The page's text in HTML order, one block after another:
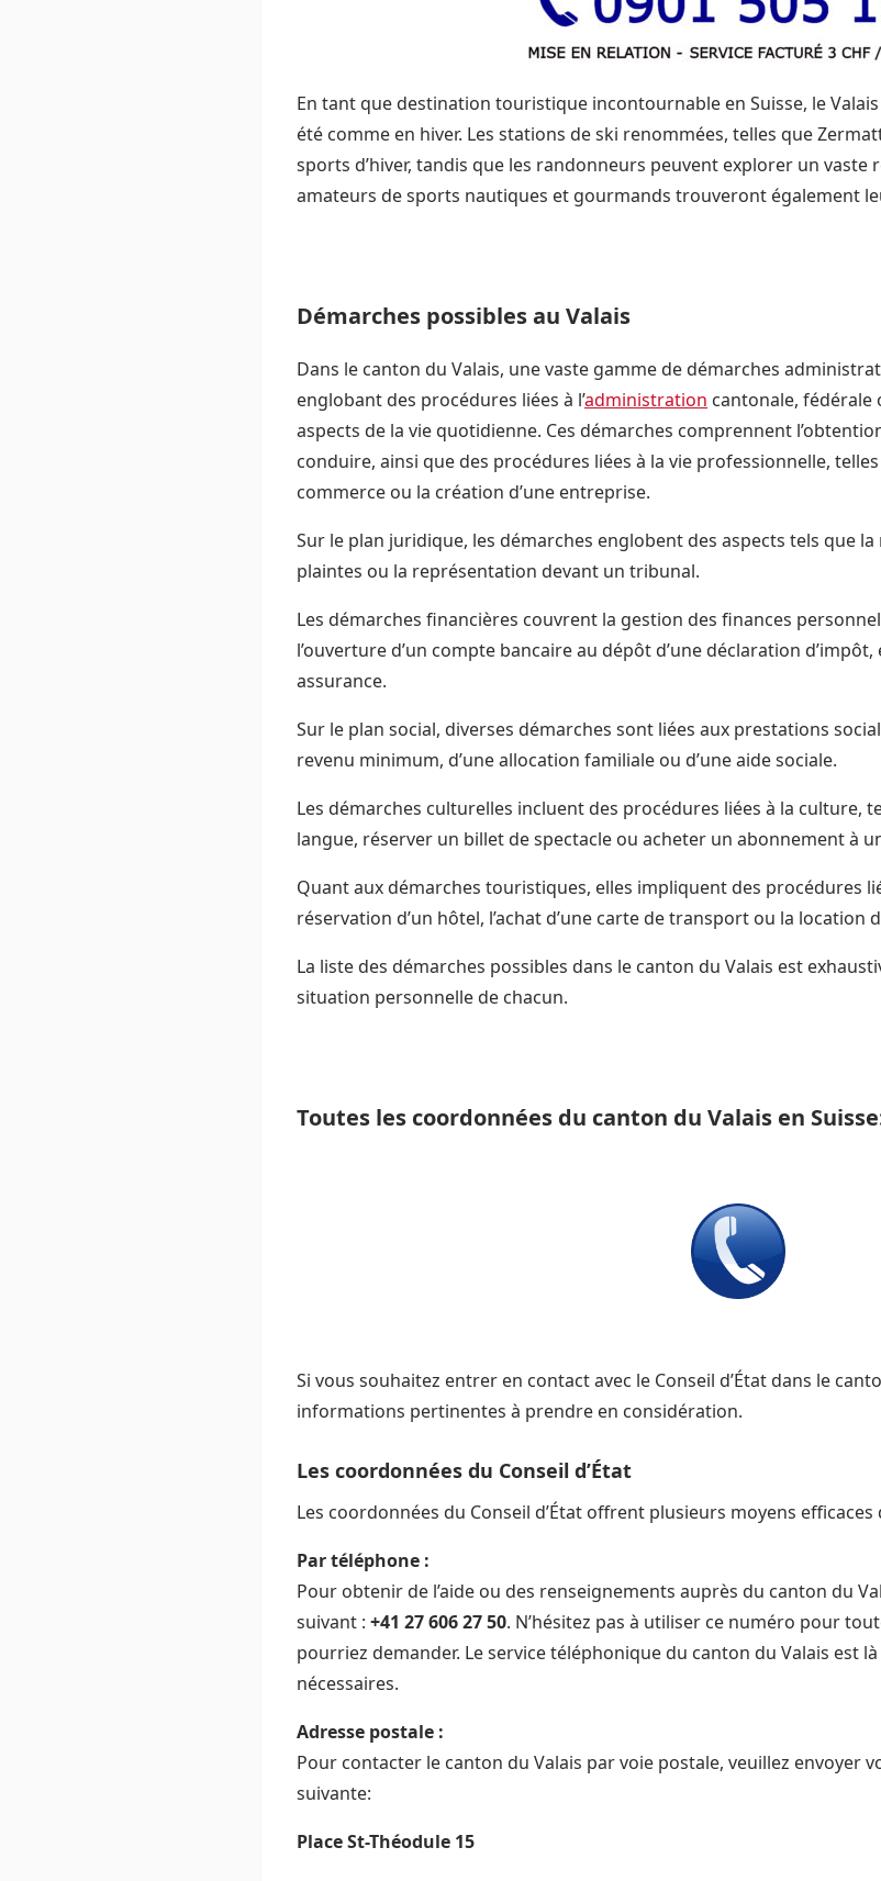
En tant que destination touristique incontournable en Suisse, le
été comme en hiver. Les stations de ski renommées, telles que
sports d’hiver, tandis que les randonneurs peuvent explorer un vaste
amateurs de sports nautiques et gourmands trouveront également
Démarches possibles au Valais
Dans le canton du Valais, une vaste gamme de démarches
englobant des procédures liées à l’administration cantonale, fédérale
aspects de la vie quotidienne. Ces démarches comprennent
conduire, ainsi que des procédures liées à la vie professionnelle,
commerce ou la création d’une entreprise.
Sur le plan juridique, les démarches englobent des aspects tels que
plaintes ou la représentation devant un tribunal.
Les démarches financières couvrent la gestion des finances
l’ouverture d’un compte bancaire au dépôt d’une déclaration
assurance.
Sur le plan social, diverses démarches sont liées aux prestations
revenu minimum, d’une allocation familiale ou d’une aide sociale.
Les démarches culturelles incluent des procédures liées à la culture,
langue, réserver un billet de spectacle ou acheter un abonnement à
Quant aux démarches touristiques, elles impliquent des procédures
réservation d’un hôtel, l’achat d’une carte de transport ou la location
La liste des démarches possibles dans le canton du Valais est
situation personnelle de chacun.
Toutes les coordonnées du canton du Valais en
Si vous souhaitez entrer en contact avec le Conseil d’État dans le
informations pertinentes à prendre en considération.
Les coordonnées du Conseil d’État
Les coordonnées du Conseil d’État offrent plusieurs moyens
Par téléphone :
Pour obtenir de l’aide ou des renseignements auprès du canton du
suivant : +41 27 606 27 50. N’hésitez pas à utiliser ce numéro pour
pourriez demander. Le service téléphonique du canton du Valais est
nécessaires.
Adresse postale :
Pour contacter le canton du Valais par voie postale, veuillez envoyer
suivante:
Place St-Théodule 15